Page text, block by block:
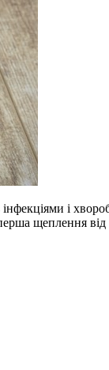
і
щеплення від